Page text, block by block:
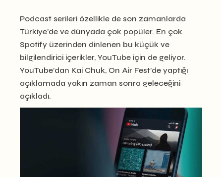
Podcast serileri özellikle de son zamanlarda
Türkiye’de ve dünyada çok popüler. En çok
Spotify üzerinden dinlenen bu küçük ve
bilgilendirici içerikler, YouTube için de geliyor.
YouTube’dan Kai Chuk, On Air Fest’de yaptığı
açıklamada yakın zaman sonra geleceğini
açıkladı.